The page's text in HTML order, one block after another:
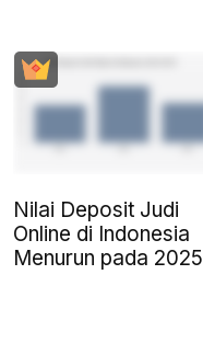
Nilai Deposit Judi
Online di Indonesia
Menurun pada 2025